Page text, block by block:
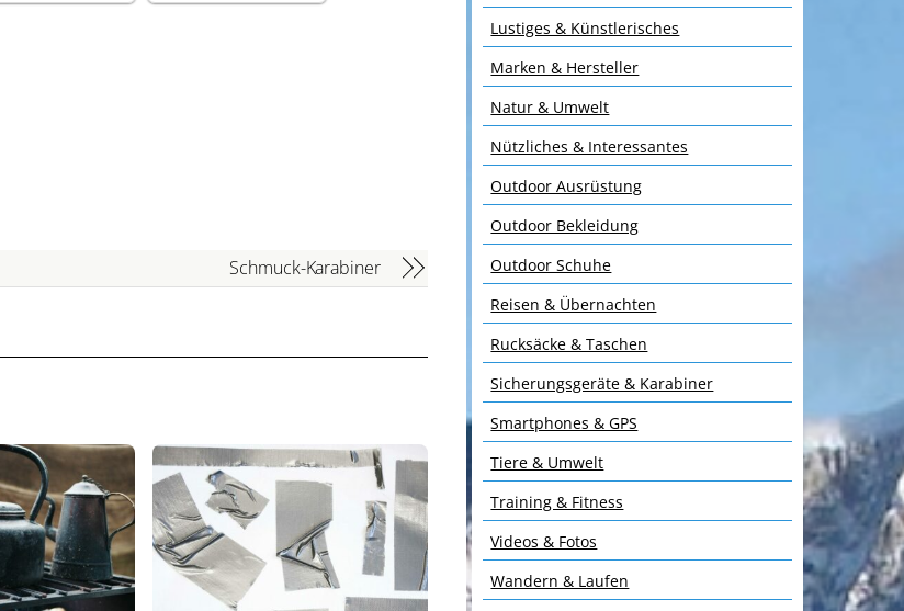
Schmuck-Karabiner
Lustiges & Künstlerisches
Marken & Hersteller
Natur & Umwelt
Nützliches & Interessantes
Outdoor Ausrüstung
Outdoor Bekleidung
Outdoor Schuhe
Reisen & Übernachten
Rucksäcke & Taschen
Sicherungsgeräte & Karabiner
Smartphones & GPS
Tiere & Umwelt
Training & Fitness
Videos & Fotos
Wandern & Laufen